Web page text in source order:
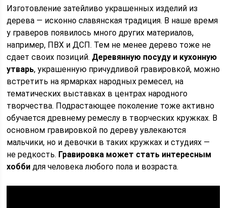
Изготовление затейливо украшенных изделий из
дерева — исконно славянская традиция. В наше время
у граверов появилось много других материалов,
например, ПВХ и ДСП. Тем не менее дерево тоже не
сдает своих позиций. Деревянную посуду и кухонную
утварь, украшенную причудливой гравировкой, можно
встретить на ярмарках народных ремесел, на
тематических выставках в центрах народного
творчества. Подрастающее поколение тоже активно
обучается древнему ремеслу в творческих кружках. В
основном гравировкой по дереву увлекаются
мальчики, но и девочки в таких кружках и студиях —
не редкость. Гравировка может стать интересным
хобби для человека любого пола и возраста.